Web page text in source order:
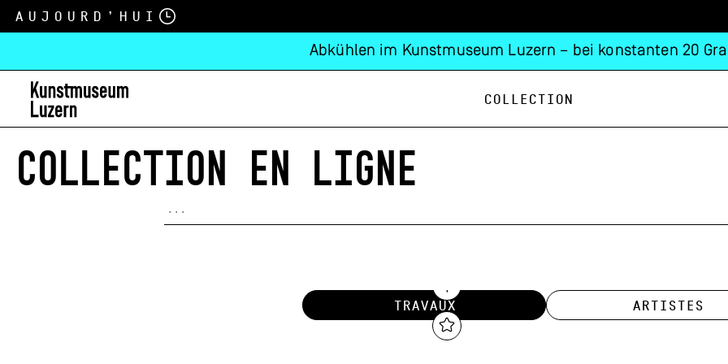
Aujourd’hui
Abkühlen im Kunstmuseum Luzern – bei konstanten 20
Collection
COLLECTION EN LIGNE
TRAVAUX ARTISTES